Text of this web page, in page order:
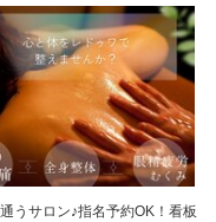
うサロン♪指名予約OK！看板